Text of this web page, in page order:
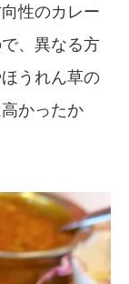
性のカレー
、異なる方
うれん草の
かったか